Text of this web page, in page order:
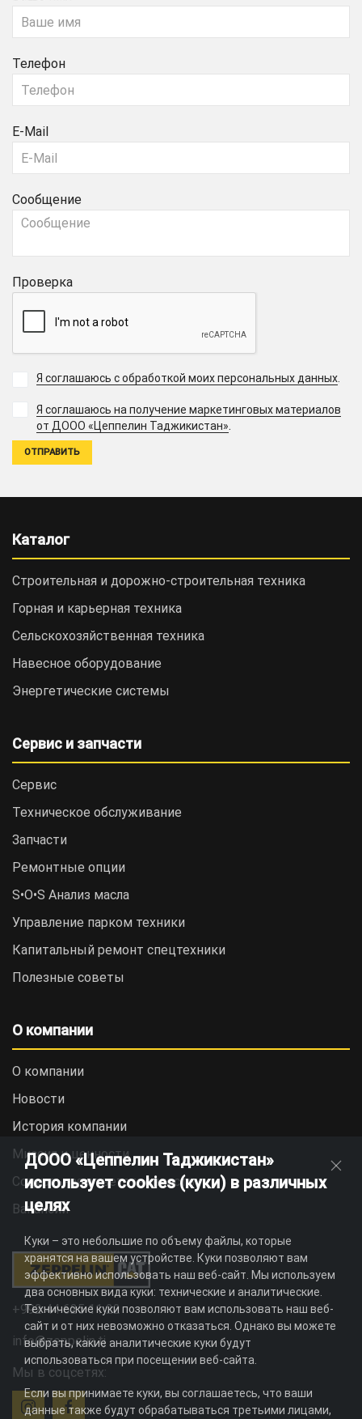
Телефон
E-Mail
Сообщение
Проверка
Я соглашаюсь с обработкой моих персональных данных
Я соглашаюсь на получение маркетинговых материалов
от ДООО «Цеппелин Таджикистан».
Каталог
Строительная и дорожно-cтроительная техника
Горная и карьерная техника
Сельскохозяйственная техника
Навесное оборудование
Энергетические системы
Сервис и запчасти
Сервис
Техническое обслуживание
Запчасти
Ремонтные опции
S•O•S Анализ масла
Управление парком техники
Капитальный ремонт спецтехники
Полезные советы
О компании
О компании
Новости
История компании
Миссия и ценности
Социальная ответственность
Вакансии
+992 44 625 11 22
info@zeppelin.tj
Мы в соцсетях:
ДООО «Цеппелин Таджикистан»
использует cookies (куки) в различных
целях
Куки – это небольшие по объему файлы, которые
хранятся на вашем устройстве. Куки позволяют вам
эффективно использовать наш веб-сайт. Мы используем
два основных вида куки: технические и аналитические.
Технические куки позволяют вам использовать наш веб-
сайт и от них невозможно отказаться. Однако вы можете
выбрать, какие аналитические куки будут
использоваться при посещении веб-сайта.
Если вы принимаете куки, вы соглашаетесь, что ваши
данные также будут обрабатываться третьими лицами,